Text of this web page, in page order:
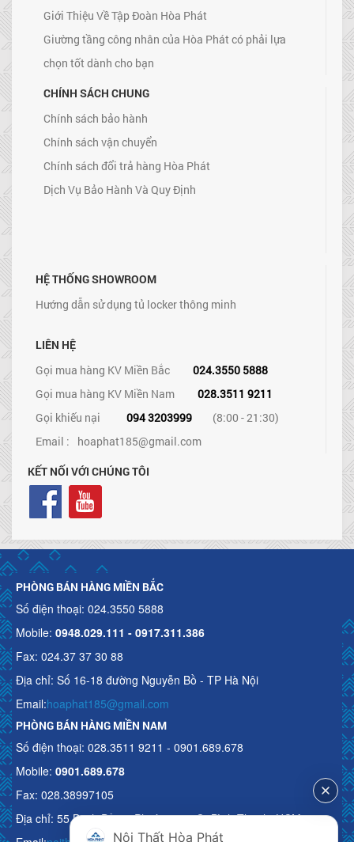
Giới Thiệu Về Tập Đoàn Hòa Phát
Giường tầng công nhân của Hòa Phát có phải lựa
chọn tốt dành cho bạn
CHÍNH SÁCH CHUNG
Chính sách bảo hành
Chính sách vận chuyển
Chính sách đổi trả hàng Hòa Phát
Dịch Vụ Bảo Hành Và Quy Định
HỆ THỐNG SHOWROOM
Hướng dẫn sử dụng tủ locker thông minh
LIÊN HỆ
Gọi mua hàng KV Miền Bắc
024.3550 5888
Gọi mua hàng KV Miền Nam
028.3511 9211
Gọi khiếu nại
094 3203999
(8:00 - 21:30)
Email : hoaphat185@gmail.com
KẾT NỐI VỚI CHÚNG TÔI
PHÒNG BÁN HÀNG MIỀN BẮC
Số điện thoại: 024.3550 5888
Mobile: 0948.029.111 - 0917.311.386
Fax: 024.37 37 30 88
Địa chỉ: Số 16-18 đường Nguyễn Bồ - TP Hà Nội
Email:hoaphat185@gmail.com
PHÒNG BÁN HÀNG MIỀN NAM
Số điện thoại: 028.3511 9211 - 0901.689.678
Mobile: 0901.689.678
Fax: 028.38997105
Địa chỉ: 55 Bạch Đằng, Phường 15, Q. Bình Thạnh, HCM
Nội Thất Hòa Phát